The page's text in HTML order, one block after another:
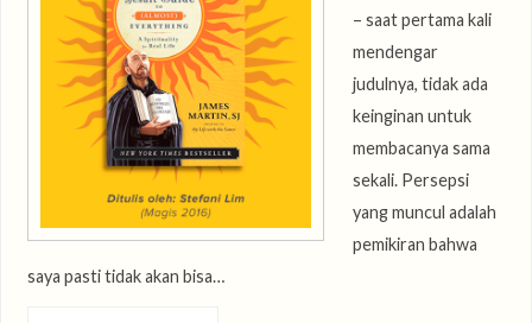
– saat pertama kali
mendengar
judulnya, tidak ada
keinginan untuk
membacanya sama
sekali. Persepsi
yang muncul adalah
pemikiran bahwa
saya pasti tidak akan bisa…